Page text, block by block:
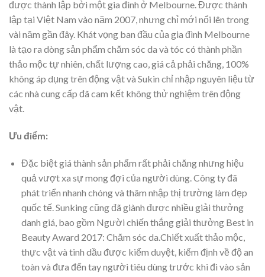
được thành lập bởi một gia đình ở Melbourne. Được thành
lập tại Việt Nam vào năm 2007, nhưng chỉ mới nổi lên trong
vài năm gần đây. Khát vọng ban đầu của gia đình Melbourne
là tạo ra dòng sản phẩm chăm sóc da và tóc có thành phần
thảo mộc tự nhiên, chất lượng cao, giá cả phải chăng, 100%
không áp dụng trên động vật và Sukin chỉ nhập nguyên liệu từ
các nhà cung cấp đã cam kết không thử nghiệm trên động
vật.
Ưu điểm:
Đặc biệt giá thành sản phẩm rất phải chăng nhưng hiệu
quả vượt xa sự mong đợi của người dùng. Công ty đã
phát triển nhanh chóng và thâm nhập thị trường làm đẹp
quốc tế. Sunking cũng đã giành được nhiều giải thưởng
danh giá, bao gồm Người chiến thắng giải thưởng Best in
Beauty Award 2017: Chăm sóc da.Chiết xuất thảo mộc,
thực vật và tinh dầu được kiểm duyệt, kiểm định về độ an
toàn và đưa đến tay người tiêu dùng trước khi đi vào sản